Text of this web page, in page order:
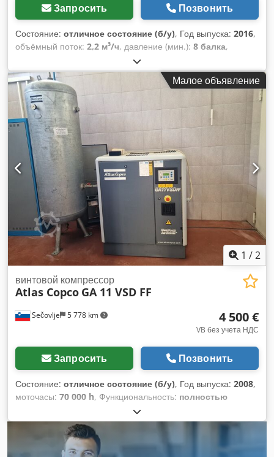
Запросить Позвонить
Состояние: отличное состояние (б/у), Год выпуска: 2016,
объёмный поток: 2,2 м³/ч, давление (мин.): 8 балка,
Винтовой компрессор ATLAS COPCO GA 11 VSD + С
регулируемой скоростью (с частотным преобразователем)
Двигатель 11 кВт Производительность 1,95 м³/мин
Давление 13 бар Год выпуска 2016 Djdpfx Afeytyh Hozekr
Наработка 9270 моточасов
Малое объявление
1 /2
Sečovlje 5 778 km
винтовой компрессор
Atlas Copco GA 11 VSD FF
4 500 €
VB без учета НДС
Запросить Позвонить
Состояние: отличное состояние (б/у), Год выпуска: 2008,
моточасы: 70 000 h, Функциональность: полностью
, номер машины/транспортного средства:
API161729, общая длина:976 мм, общая ширина:595 мм,
общая высота:1 212 мм
рабочее давление: 10 балка, давление (мин.): 13 балка